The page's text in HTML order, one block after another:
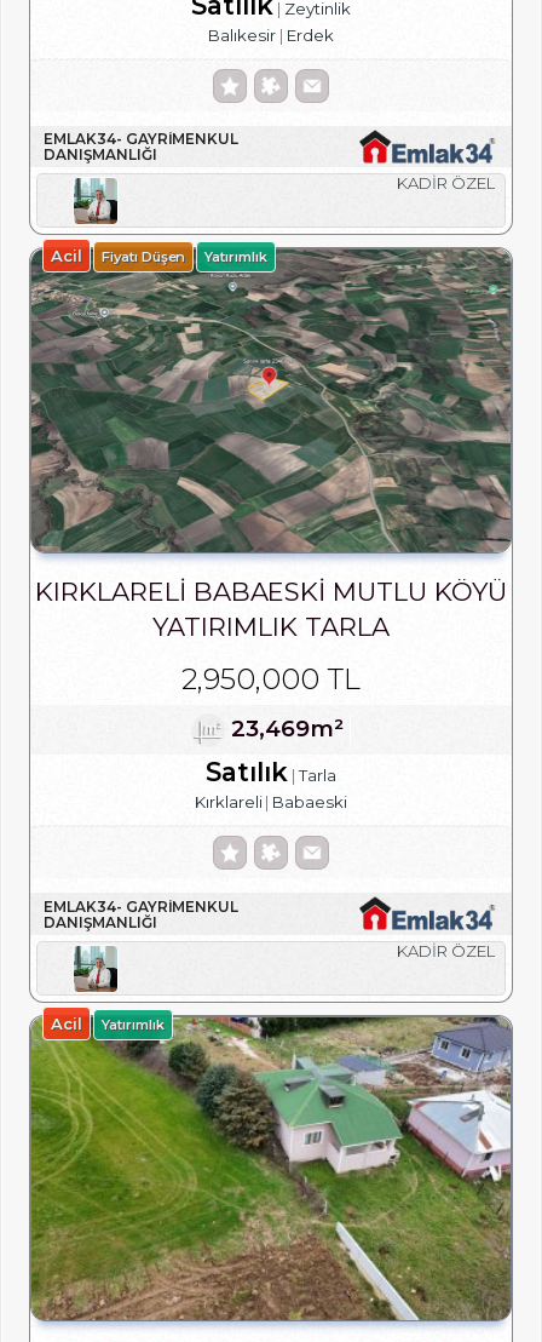
Zeytinlik
Balıkesir
Erdek
EMLAK34- GAYRIMENKUL
DANIŞMANLIĞI
KADİR ÖZEL
Acil Fiyatı Düşen Yatırımlık
KIRKLARELI BABAESKI MUTLU KÖYÜ
YATIRIMLIK TARLA
2,950,000 TL
23,469m²
Satılık Tarla
Kırklareli Babaeski
EMLAK34- GAYRIMENKUL
DANIŞMANLIĞI
KADİR ÖZEL
Acil Yatırımlık